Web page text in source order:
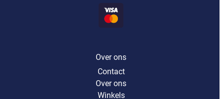
Over ons
Contact
Over ons
Winkels